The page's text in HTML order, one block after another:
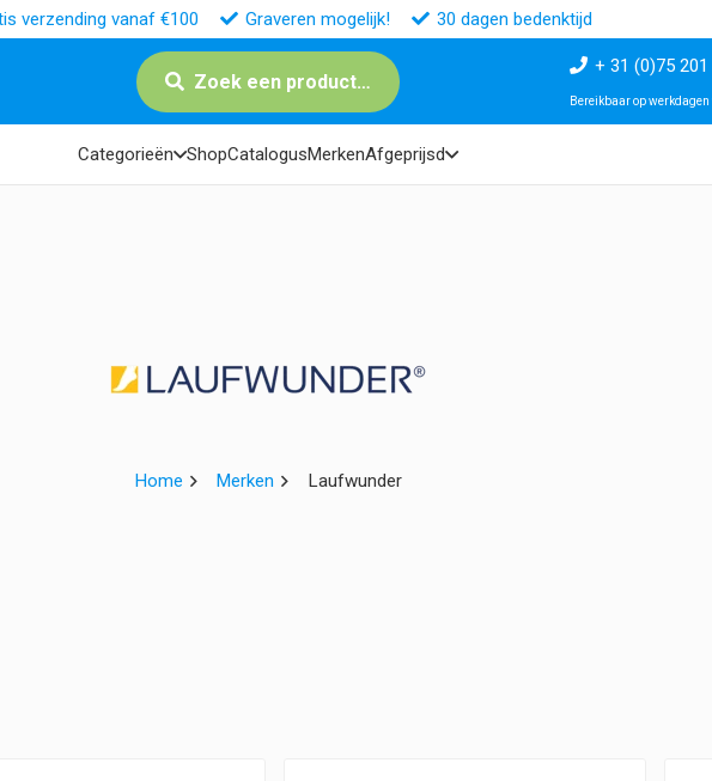
verzending vanaf €100 Graveren mogelijk! 30 dagen bedenktijd
Zoek een product…
+ 31 (0)75 201
Bereikbaar op
Categorieën ShopCatalogusMerkenAfgeprijsd
Home Merken Laufwunder